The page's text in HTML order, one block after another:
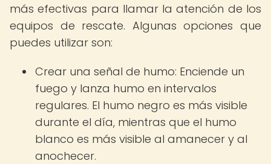
más efectivas para llamar la atención de los
equipos de rescate. Algunas opciones que
puedes utilizar son:
Crear una señal de humo: Enciende un
fuego y lanza humo en intervalos
regulares. El humo negro es más visible
durante el día, mientras que el humo
blanco es más visible al amanecer y al
anochecer.